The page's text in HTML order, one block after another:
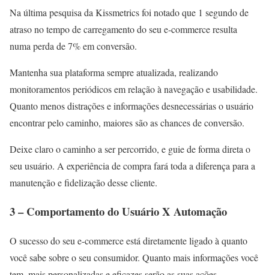
Na última pesquisa da Kissmetrics foi notado que 1 segundo de
atraso no tempo de carregamento do seu e-commerce resulta
numa perda de 7% em conversão.
Mantenha sua plataforma sempre atualizada, realizando
monitoramentos periódicos em relação à navegação e usabilidade.
Quanto menos distrações e informações desnecessárias o usuário
encontrar pelo caminho, maiores são as chances de conversão.
Deixe claro o caminho a ser percorrido, e guie de forma direta o
seu usuário. A experiência de compra fará toda a diferença para a
manutenção e fidelização desse cliente.
3 – Comportamento do Usuário X Automação
O sucesso do seu e-commerce está diretamente ligado à quanto
você sabe sobre o seu consumidor. Quanto mais informações você